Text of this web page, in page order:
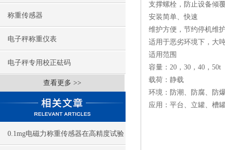
称重传感器
电子秤称重仪表
电子秤专用校正砝码
查看更多 >>
0.1mg电磁力称重传感器在高精度试验
支撑螺栓，防止设备倾
安装简单、快速
维护方便，节约停机维
适用于恶劣环境下，大
适用范围
容量：20，30，40，50t
载荷：静载
环境：防潮、防腐、防
应用：平台、立罐、槽